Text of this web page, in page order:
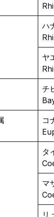
ハ
ヤ
チ
コ
タ
マ
リ